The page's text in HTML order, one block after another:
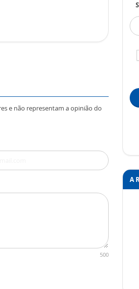
e não representam a opinião do
500
A